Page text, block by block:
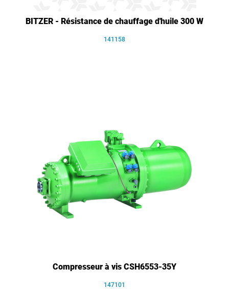
BITZER - Résistance de chauffage d'huile 300 W
141158
Compresseur à vis CSH6553-35Y
147101